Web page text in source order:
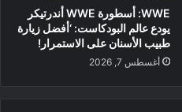
WWE: أسطورة WWE أندرتيكر
يودع عالم البودكاست: ‘أفضل زيارة
طبيب الأسنان على الاستمرار!
أغسطس 7, 2026